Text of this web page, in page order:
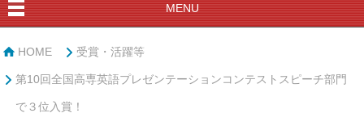
MENU
HOME 受賞・活躍等
第10回全国高専英語プレゼンテーションコンテストスピーチ部門
で３位入賞！